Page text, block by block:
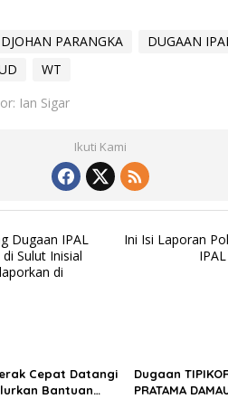
DJOHAN PARANGKA DUGAAN
WT
Ian Sigar
Ikuti Kami
Dugaan IPAL
Sulut Inisial
di
Ini Isi Laporan
Cepat Datangi
Bantuan
Dugaan
PRATAMA